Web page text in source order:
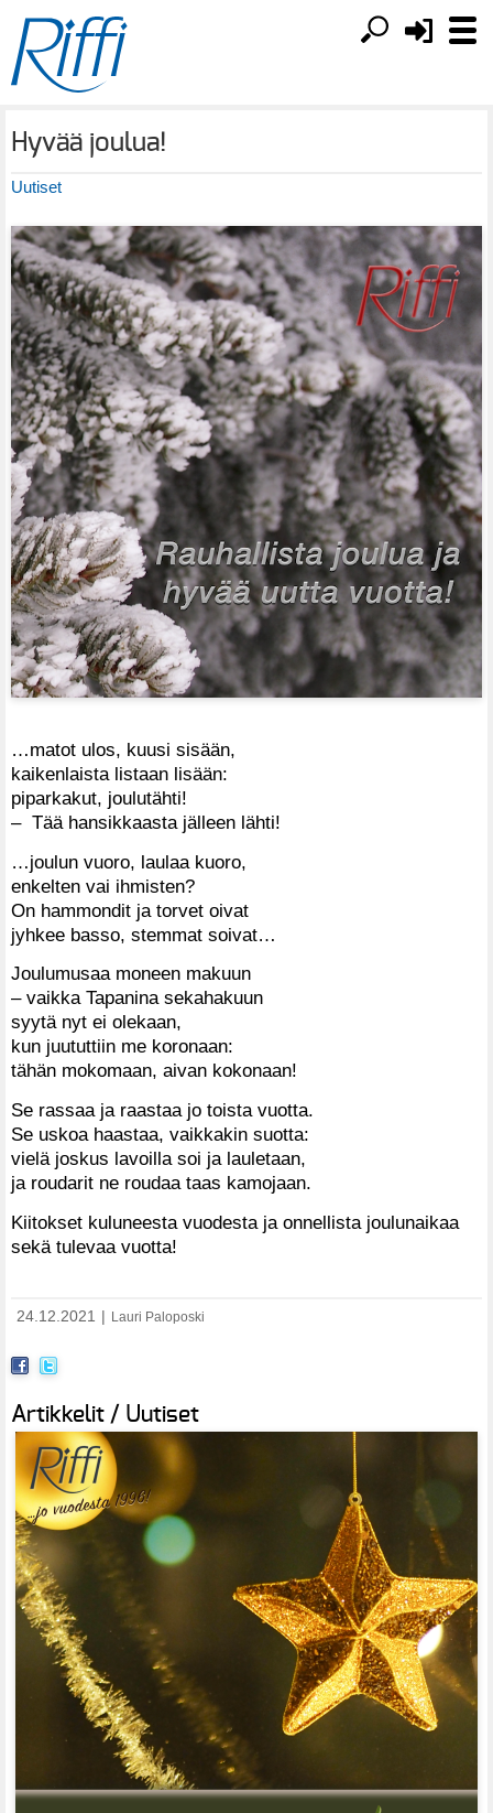
Hyvää joulua!
Uutiset
…matot ulos, kuusi sisään,
kaikenlaista listaan lisään:
piparkakut, joulutähti!
– Tää hansikkaasta jälleen lähti!
…joulun vuoro, laulaa kuoro,
enkelten vai ihmisten?
On hammondit ja torvet oivat
jyhkee basso, stemmat soivat…
Joulumusaa moneen makuun
– vaikka Tapanina sekahakuun
syytä nyt ei olekaan,
kun juututtiin me koronaan:
tähän mokomaan, aivan kokonaan!
Se rassaa ja raastaa jo toista vuotta.
Se uskoa haastaa, vaikkakin suotta:
vielä joskus lavoilla soi ja lauletaan,
ja roudarit ne roudaa taas kamojaan.
Kiitokset kuluneesta vuodesta ja onnellista joulunaikaa
sekä tulevaa vuotta!
24.12.2021 Lauri Paloposki
Artikkelit / Uutiset